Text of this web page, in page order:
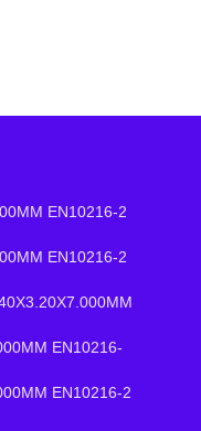
EN10216-2
EN10216-2
EN10216-
EN10216-2